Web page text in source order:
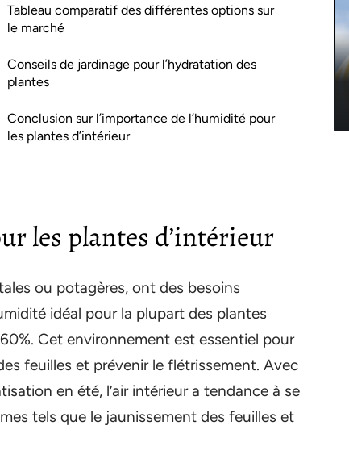
Tableau comparatif des différentes options sur
le marché
Conseils de jardinage pour l’hydratation des
plantes
Conclusion sur l’importance de l’humidité pour
les plantes d’intérieur
les plantes d’intérieur
ou potagères, ont des besoins
idéal pour la plupart des plantes
Cet environnement est essentiel pour
feuilles et prévenir le flétrissement. Avec
en été, l’air intérieur a tendance à se
tels que le jaunissement des feuilles et